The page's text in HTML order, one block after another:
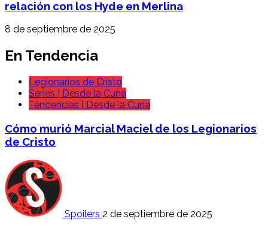
relación con los Hyde en Merlina
8 de septiembre de 2025
En Tendencia
Legionarios de Cristo
Series | Desde la Cuna
Tendencias | Desde la Cuna
Cómo murió Marcial Maciel de los Legionarios
de Cristo
Spoilers 2 de septiembre de 2025